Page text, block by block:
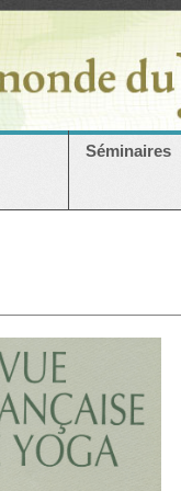
Séminaires